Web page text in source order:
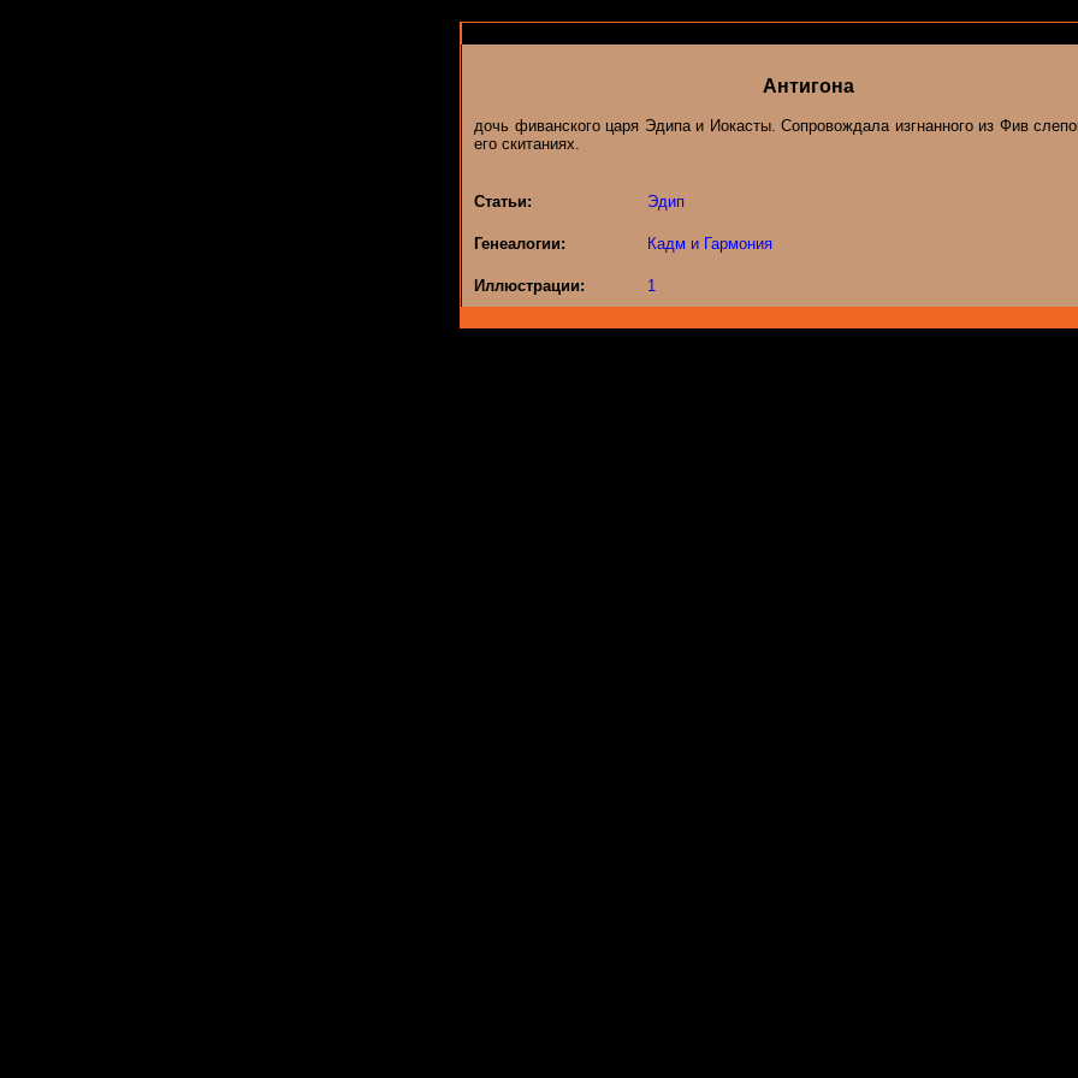
Антигона
дочь фиванского царя Эдипа и Иокасты. Сопровождала изгнанного из Фив
его скитаниях.
Статьи: Эдип
Генеалогии: Кадм и Гармония
Иллюстрации: 1